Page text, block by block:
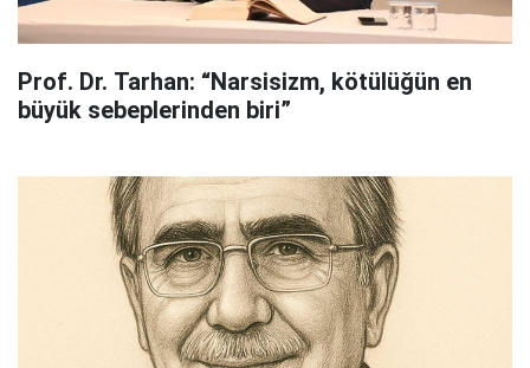
Prof. Dr. Tarhan: “Narsisizm, kötülüğün en
büyük sebeplerinden biri”